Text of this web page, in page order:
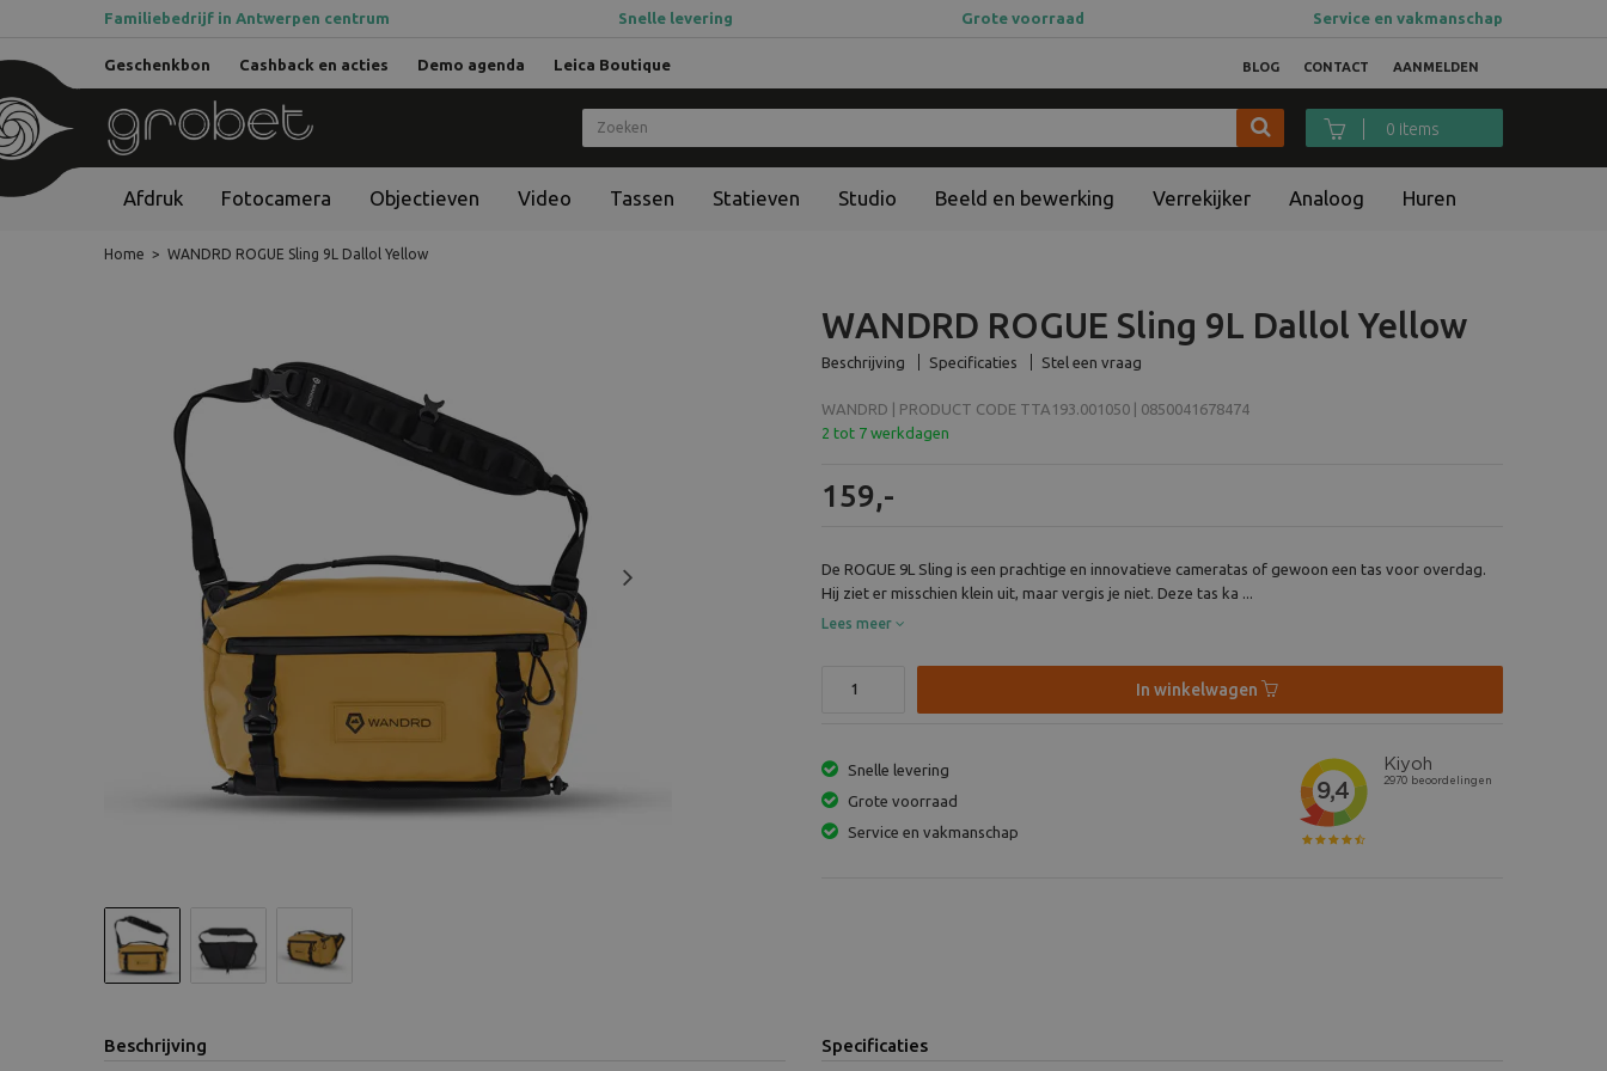
Familiebedrijf in Antwerpen centrum Snelle levering Grote voorraad Service en vakmanschap
AANMELDEN
BLOG CONTACT
Geschenkbon Cashback en acties Demo agenda Leica Boutique
0 items
Afdruk Fotocamera Objectieven Video Tassen Statieven Studio Beeld en bewerking Verrekijker Analoog Huren
Home > WANDRD ROGUE Sling 9L Dallol Yellow
WANDRD ROGUE Sling 9L Dallol Yellow
Beschrijving Specificaties Stel een vraag
WANDRD | PRODUCT CODE TTA193.001050 | 0850041678474
2 tot 7 werkdagen
159,-
De ROGUE 9L Sling is een prachtige en innovatieve cameratas of gewoon een tas voor overdag.
Hij ziet er misschien klein uit, maar vergis je niet. Deze tas ka ...
Lees meer
In winkelwagen
Snelle levering
Grote voorraad
Service en vakmanschap
Beschrijving Specificaties